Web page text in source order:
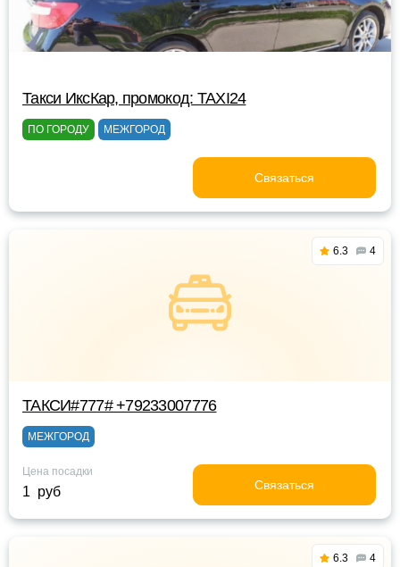
Такси ИксКар, промокод: TAXI24
ПО ГОРОДУ МЕЖГОРОД
Связаться
6.3 4
ТАКСИ#777# +79233007776
МЕЖГОРОД
Цена посадки
1 руб Связаться
6.3 4